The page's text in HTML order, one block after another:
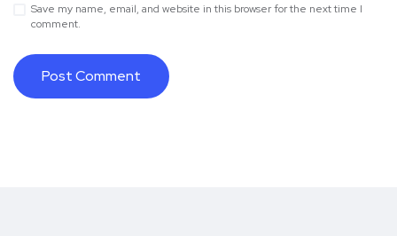
Save my name, email, and website in this browser for the next time I
comment.